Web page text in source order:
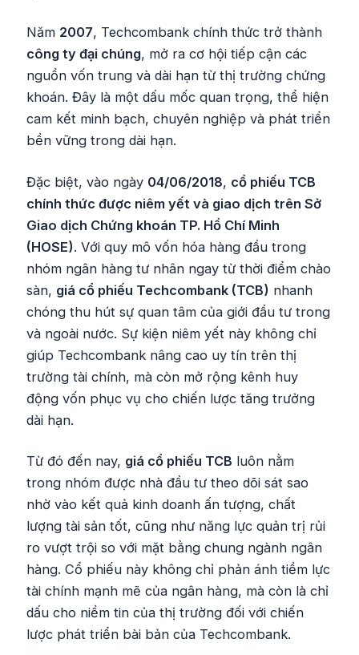
Năm 2007, Techcombank chính thức trở thành
công ty đại chúng, mở ra cơ hội tiếp cận các
nguồn vốn trung và dài hạn từ thị trường chứng
khoán. Đây là một dấu mốc quan trọng, thể hiện
cam kết minh bạch, chuyên nghiệp và phát triển
bền vững trong dài hạn.
Đặc biệt, vào ngày 04/06/2018, cổ phiếu TCB
chính thức được niêm yết và giao dịch trên Sở
Giao dịch Chứng khoán TP. Hồ Chí Minh
(HOSE). Với quy mô vốn hóa hàng đầu trong
nhóm ngân hàng tư nhân ngay từ thời điểm chào
sàn, giá cổ phiếu Techcombank (TCB) nhanh
chóng thu hút sự quan tâm của giới đầu tư trong
và ngoài nước. Sự kiện niêm yết này không chỉ
giúp Techcombank nâng cao uy tín trên thị
trường tài chính, mà còn mở rộng kênh huy
động vốn phục vụ cho chiến lược tăng trưởng
dài hạn.
Từ đó đến nay, giá cổ phiếu TCB luôn nằm
trong nhóm được nhà đầu tư theo dõi sát sao
nhờ vào kết quả kinh doanh ấn tượng, chất
lượng tài sản tốt, cũng như năng lực quản trị rủi
ro vượt trội so với mặt bằng chung ngành ngân
hàng. Cổ phiếu này không chỉ phản ánh tiềm lực
tài chính mạnh mẽ của ngân hàng, mà còn là chỉ
dấu cho niềm tin của thị trường đối với chiến
lược phát triển bài bản của Techcombank.